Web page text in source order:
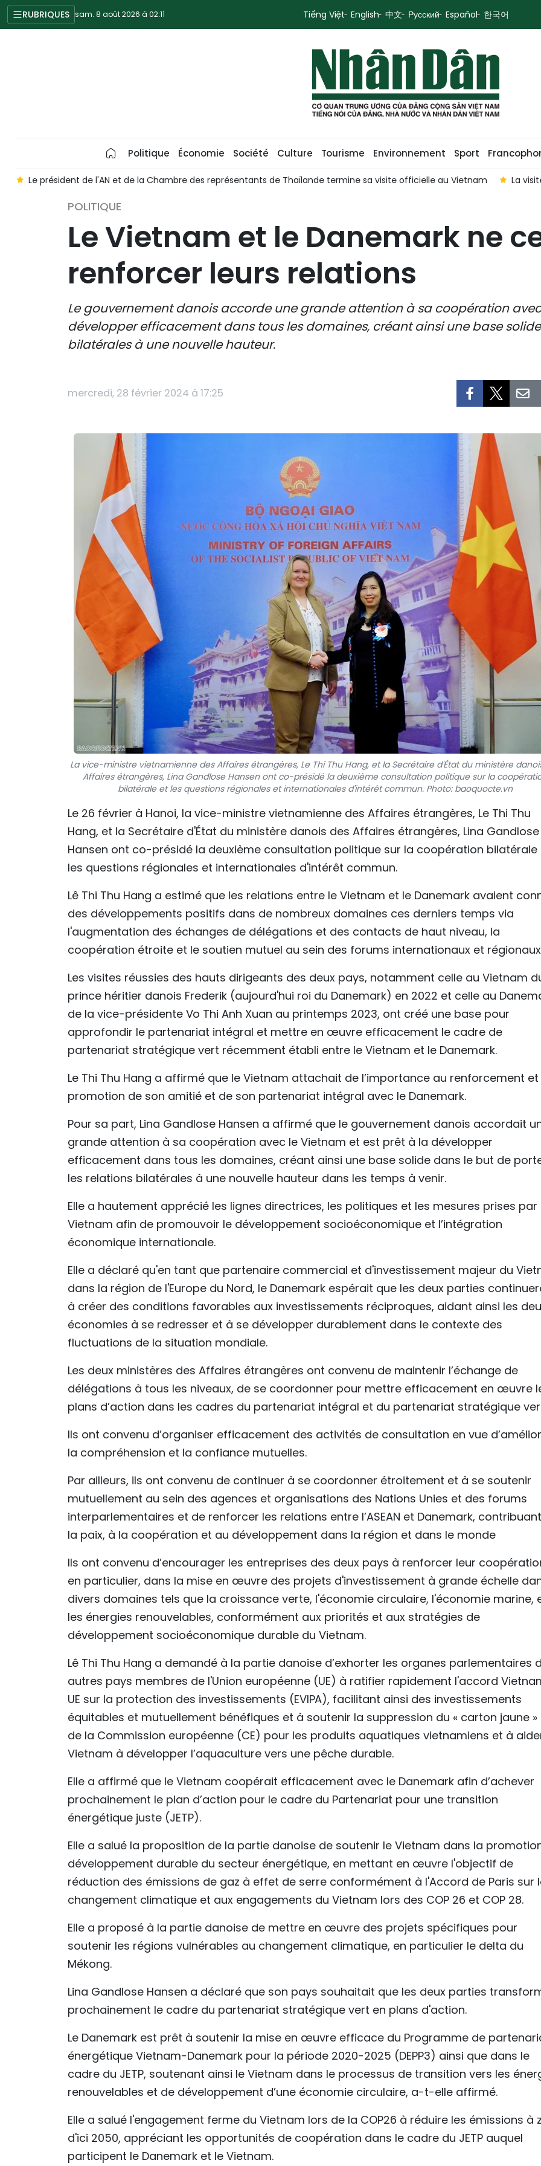
RUBRIQUES sam. 8 août 2026 à 02:11 Tiếng Việt English 中文 Русский Español 한국어
Politique Économie Société Culture Tourisme Environnement Sport
Le président de l'AN et de la Chambre des représentants de Thaïlande termine sa visite officielle au Vietnam La
POLITIQUE
Le Vietnam et le Danemark ne
renforcer leurs relations
Le gouvernement danois accorde une grande attention à sa coopération
développer efficacement dans tous les domaines, créant ainsi une base
bilatérales à une nouvelle hauteur.
mercredi, 28 février 2024 à 17:25
La vice-ministre vietnamienne des Affaires étrangères, Le Thi Thu Hang, et la Secrétaire d'État du ministère
Affaires étrangères, Lina Gandlose Hansen ont co-présidé la deuxième consultation politique sur la
bilatérale et les questions régionales et internationales d'intérêt commun. Photo: baoquocte.vn
Le 26 février à Hanoi, la vice-ministre vietnamienne des Affaires étrangères, Le Thi Thu
Hang, et la Secrétaire d'État du ministère danois des Affaires étrangères, Lina Gandlose
Hansen ont co-présidé la deuxième consultation politique sur la coopération bilatérale
les questions régionales et internationales d'intérêt commun.
Lê Thi Thu Hang a estimé que les relations entre le Vietnam et le Danemark avaient
des développements positifs dans de nombreux domaines ces derniers temps via
l'augmentation des échanges de délégations et des contacts de haut niveau, la
coopération étroite et le soutien mutuel au sein des forums internationaux et
Les visites réussies des hauts dirigeants des deux pays, notamment celle au Vietnam
prince héritier danois Frederik (aujourd'hui roi du Danemark) en 2022 et celle au
de la vice-présidente Vo Thi Anh Xuan au printemps 2023, ont créé une base pour
approfondir le partenariat intégral et mettre en œuvre efficacement le cadre de
partenariat stratégique vert récemment établi entre le Vietnam et le Danemark.
Le Thi Thu Hang a affirmé que le Vietnam attachait de l’importance au renforcement et
promotion de son amitié et de son partenariat intégral avec le Danemark.
Pour sa part, Lina Gandlose Hansen a affirmé que le gouvernement danois accordait
grande attention à sa coopération avec le Vietnam et est prêt à la développer
efficacement dans tous les domaines, créant ainsi une base solide dans le but de
les relations bilatérales à une nouvelle hauteur dans les temps à venir.
Elle a hautement apprécié les lignes directrices, les politiques et les mesures prises par
Vietnam afin de promouvoir le développement socioéconomique et l’intégration
économique internationale.
Elle a déclaré qu'en tant que partenaire commercial et d'investissement majeur du
dans la région de l'Europe du Nord, le Danemark espérait que les deux parties
à créer des conditions favorables aux investissements réciproques, aidant ainsi les
économies à se redresser et à se développer durablement dans le contexte des
fluctuations de la situation mondiale.
Les deux ministères des Affaires étrangères ont convenu de maintenir l’échange de
délégations à tous les niveaux, de se coordonner pour mettre efficacement en œuvre
plans d’action dans les cadres du partenariat intégral et du partenariat stratégique
Ils ont convenu d’organiser efficacement des activités de consultation en vue
la compréhension et la confiance mutuelles.
Par ailleurs, ils ont convenu de continuer à se coordonner étroitement et à se soutenir
mutuellement au sein des agences et organisations des Nations Unies et des forums
interparlementaires et de renforcer les relations entre l’ASEAN et Danemark,
la paix, à la coopération et au développement dans la région et dans le monde
Ils ont convenu d’encourager les entreprises des deux pays à renforcer leur
en particulier, dans la mise en œuvre des projets d'investissement à grande échelle
divers domaines tels que la croissance verte, l'économie circulaire, l'économie marine,
les énergies renouvelables, conformément aux priorités et aux stratégies de
développement socioéconomique durable du Vietnam.
Lê Thi Thu Hang a demandé à la partie danoise d’exhorter les organes parlementaires
autres pays membres de l'Union européenne (UE) à ratifier rapidement l'accord
UE sur la protection des investissements (EVIPA), facilitant ainsi des investissements
équitables et mutuellement bénéfiques et à soutenir la suppression du « carton jaune »
de la Commission européenne (CE) pour les produits aquatiques vietnamiens et à
Vietnam à développer l’aquaculture vers une pêche durable.
Elle a affirmé que le Vietnam coopérait efficacement avec le Danemark afin d’achever
prochainement le plan d’action pour le cadre du Partenariat pour une transition
énergétique juste (JETP).
Elle a salué la proposition de la partie danoise de soutenir le Vietnam dans la
développement durable du secteur énergétique, en mettant en œuvre l'objectif de
réduction des émissions de gaz à effet de serre conformément à l'Accord de Paris sur
changement climatique et aux engagements du Vietnam lors des COP 26 et COP 28.
Elle a proposé à la partie danoise de mettre en œuvre des projets spécifiques pour
soutenir les régions vulnérables au changement climatique, en particulier le delta du
Mékong.
Lina Gandlose Hansen a déclaré que son pays souhaitait que les deux parties
prochainement le cadre du partenariat stratégique vert en plans d'action.
Le Danemark est prêt à soutenir la mise en œuvre efficace du Programme de
énergétique Vietnam-Danemark pour la période 2020-2025 (DEPP3) ainsi que dans le
cadre du JETP, soutenant ainsi le Vietnam dans le processus de transition vers les
renouvelables et de développement d’une économie circulaire, a-t-elle affirmé.
Elle a salué l'engagement ferme du Vietnam lors de la COP26 à réduire les émissions à
d'ici 2050, appréciant les opportunités de coopération dans le cadre du JETP auquel
participent le Danemark et le Vietnam.